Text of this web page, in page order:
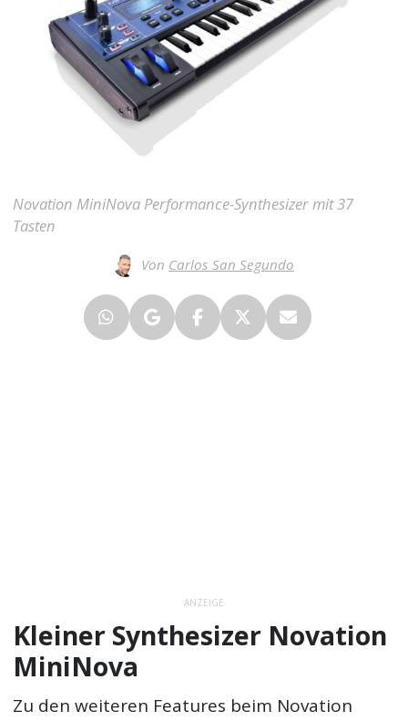
Novation MiniNova Performance-Synthesizer mit 37
Tasten
Von Carlos San Segundo
ANZEIGE
Kleiner Synthesizer Novation
MiniNova
Zu den weiteren Features beim Novation